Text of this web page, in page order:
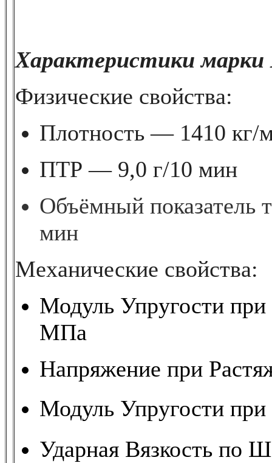
Характеристики марки
Физические свойства:
Плотность — 1410 кг/
ПТР — 9,0 г/10 мин
Объёмный показатель
мин
Механические свойства:
Модуль Упругости
МПа
Напряжение при
Модуль Упругости
Ударная Вязкость